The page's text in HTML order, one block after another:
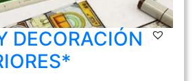
DECORACIÓN